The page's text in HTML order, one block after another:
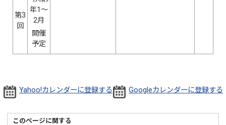
第3
回
年1～
2月
開催
予定
Yahoo!カレンダーに登録する Googleカレンダーに登録する
このページに関する